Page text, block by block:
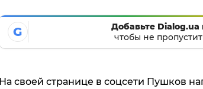
G
Добавьте Dialog.ua
чтобы не
На своей странице в соцсети Пушков